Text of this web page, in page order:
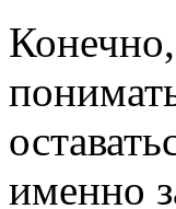
именно